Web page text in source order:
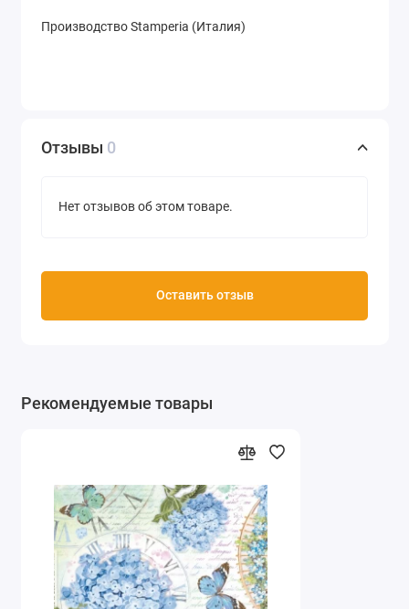
Производство Stamperia (Италия)
Отзывы 0
Нет отзывов об этом товаре.
Оставить отзыв
Рекомендуемые товары